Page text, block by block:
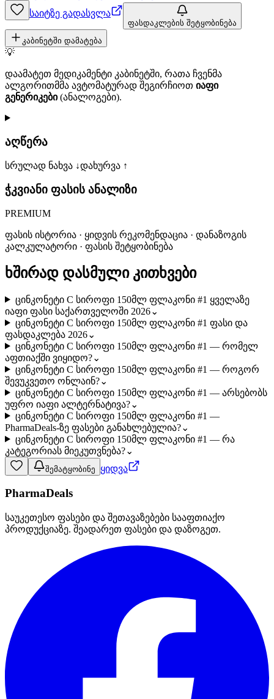
საიტზე გადასვლა
ფასდაკლების შეტყობინება
კაბინეტში დამატება
💡
დაამატეთ მედიკამენტი კაბინეტში, რათა ჩვენმა
ალგორითმმა ავტომატურად შეგირჩიოთ იაფი
გენერიკები(ანალოგები).
აღწერა
სრულად ნახვა ↓დახურვა ↑
ჭკვიანი ფასის ანალიზი
PREMIUM
ფასის ისტორია · ყიდვის რეკომენდაცია · დანაზოგის
კალკულატორი · ფასის შეტყობინება
ხშირად დასმული კითხვები
ცინკონეტი C სიროფი 150მლ ფლაკონი #1 ყველაზე
იაფი ფასი საქართველოში 2026⌄
ცინკონეტი C სიროფი 150მლ ფლაკონი #1 ფასი და
ფასდაკლება 2026⌄
ცინკონეტი C სიროფი 150მლ ფლაკონი #1 — რომელ
აფთიაქში ვიყიდო?⌄
ცინკონეტი C სიროფი 150მლ ფლაკონი #1 — როგორ
შევუკვეთო ონლაინ?⌄
ცინკონეტი C სიროფი 150მლ ფლაკონი #1 — არსებობს
უფრო იაფი ალტერნატივა?⌄
ცინკონეტი C სიროფი 150მლ ფლაკონი #1 —
PharmaDeals-ზე ფასები განახლებულია?⌄
ცინკონეტი C სიროფი 150მლ ფლაკონი #1 — რა
კატეგორიას მიეკუთვნება?⌄
შემატყობინე ყიდვა
PharmaDeals
საუკეთესო ფასები და შეთავაზებები სააფთიაქო
პროდუქციაზე. შეადარეთ ფასები და დაზოგეთ.